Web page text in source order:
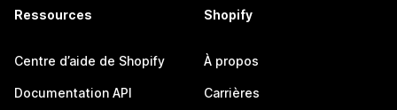
Ressources
Centre d’aide de Shopify
Documentation API
Shopify
À propos
Carrières